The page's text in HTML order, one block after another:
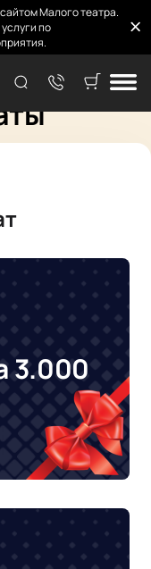
Малого театра.
по
3.000